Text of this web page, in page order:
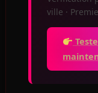
ville ·